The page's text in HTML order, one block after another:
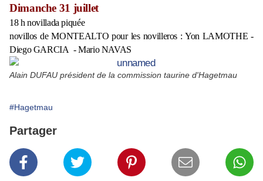
Dimanche 31 juillet
18 h novillada piquée
novillos de MONTEALTO pour les novilleros : Yon LAMOTHE -
Diego GARCIA - Mario NAVAS
Alain DUFAU président de la commission taurine d'Hagetmau
#Hagetmau
Partager